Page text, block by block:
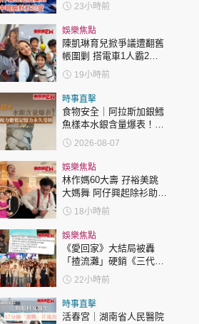
23小時前
娛樂焦點
陳凱琳育兒掀爭議遭翻舊
帳圍剿 搭電車1人霸2個
位 被轟自私欠公德心 有
指反應過度不公平
19小時前
時事直擊
食物安全｜阿拉斯加銀鱈
魚樣本水銀含量爆表！或
令視力聽覺記憶力永久受
損
2026-08-07
娛樂焦點
林作媽60大壽 孖裕美跳
大媽舞 阿仔興起除衫助慶
回應兩女交好有原因
18小時前
娛樂焦點
《愛回家》大結局被轟
「揸流灘」硬銷《三代同
糖》 劇集播畢台前幕後喊
爆場面感人
22小時前
時事直擊
活春宮｜湖南省人民醫院